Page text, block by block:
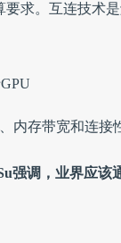
求。互连技术
内存带宽和连接
强调，业界应该